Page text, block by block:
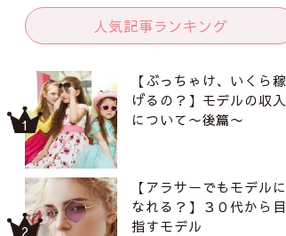
人気記事ランキング
【ぶっちゃけ、いくら稼
げるの？】モデルの収入
について〜後篇〜
【アラサーでもモデルに
なれる？】３０代から目
指すモデル